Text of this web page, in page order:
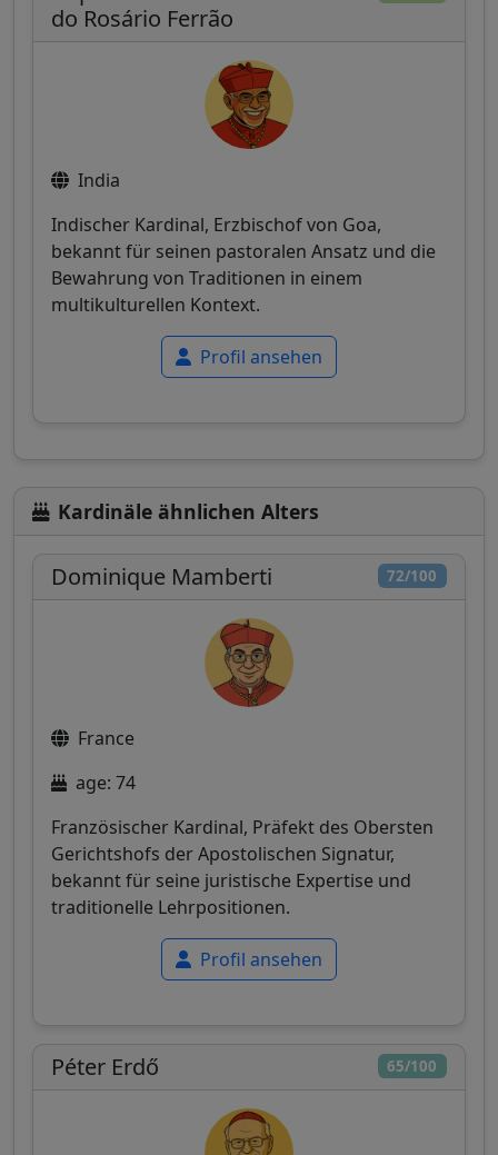
do Rosário Ferrão
India
Indischer Kardinal, Erzbischof von Goa,
bekannt für seinen pastoralen Ansatz und die
Bewahrung von Traditionen in einem
multikulturellen Kontext.
Profil ansehen
Kardinäle ähnlichen Alters
72/100
Dominique Mamberti
France
age: 74
Französischer Kardinal, Präfekt des Obersten
Gerichtshofs der Apostolischen Signatur,
bekannt für seine juristische Expertise und
traditionelle Lehrpositionen.
Profil ansehen
65/100
Péter Erdő